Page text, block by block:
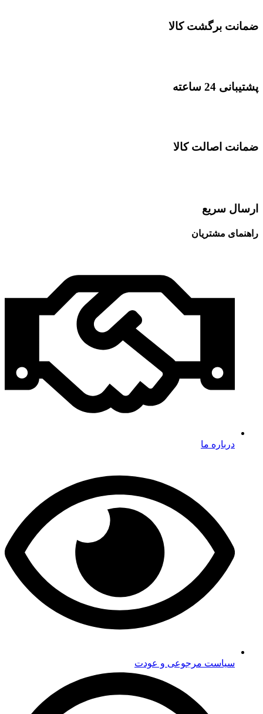
ضمانت برگشت کالا
پشتیبانی 24 ساعته
ضمانت اصالت کالا
ارسال سریع
راهنمای مشتریان
درباره ما
سیاست مرجوعی و عودت